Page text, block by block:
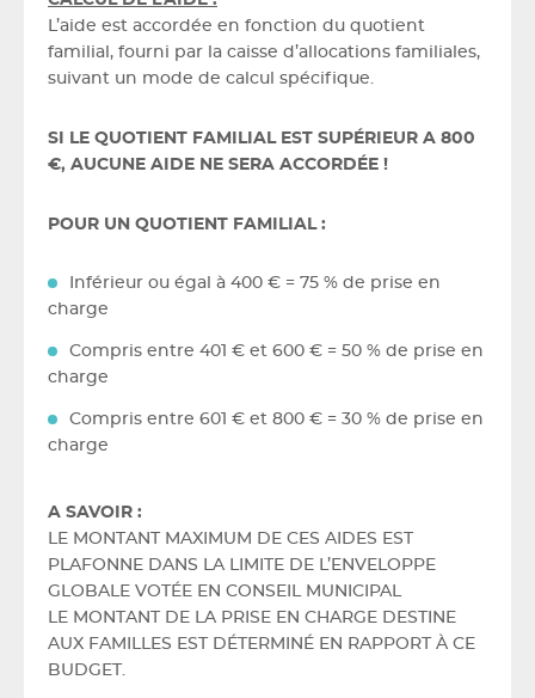
L’aide est accordée en fonction du quotient
familial, fourni par la caisse d’allocations familiales,
suivant un mode de calcul spécifique.
SI LE QUOTIENT FAMILIAL EST SUPÉRIEUR A 800
€, AUCUNE AIDE NE SERA ACCORDÉE !
POUR UN QUOTIENT FAMILIAL :
Inférieur ou égal à 400 € = 75 % de prise en
charge
Compris entre 401 € et 600 € = 50 % de prise en
charge
Compris entre 601 € et 800 € = 30 % de prise en
charge
A SAVOIR :
LE MONTANT MAXIMUM DE CES AIDES EST
PLAFONNE DANS LA LIMITE DE L’ENVELOPPE
GLOBALE VOTÉE EN CONSEIL MUNICIPAL
LE MONTANT DE LA PRISE EN CHARGE DESTINE
AUX FAMILLES EST DÉTERMINÉ EN RAPPORT À CE
BUDGET.